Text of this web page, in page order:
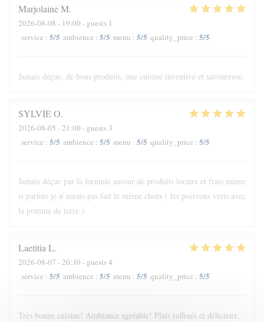
MarjolaineM
2026-08-08 - 19:00 - guests 1
service : 5/5 ambience : 5/5 menu : 5/5 quality_price : 5/5
Jamais déçue, de bons produits, une cuisine inventive et savoureuse.
SYLVIEO
2026-08-05 - 21:00 - guests 3
service : 5/5 ambience : 5/5 menu : 5/5 quality_price : 5/5
Jamais déçue par la formule autour de produits locaux et frais même
si parfois je n’aurais pas fait le même choix ( les poivrons verts avec
la pomme de terre.)
Laetitia L
2026-08-07 - 20:30 - guests 4
service : 5/5 ambience : 5/5 menu : 5/5 quality_price : 5/5
Très bonne cuisine! Ambiance agréable! Plats raffinés et délicieux.